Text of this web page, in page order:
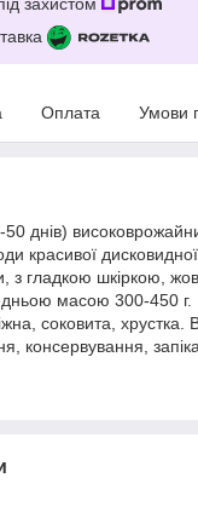
Оплата Умови
днів)
красивої
з гладкою шкіркою,
масою 300-450 г.
соковита, хрустка.
консервування,